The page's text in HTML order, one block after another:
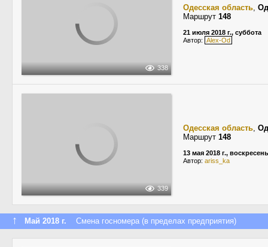
338
Одесская область,
Маршрут 148
21 июля 2018 г., суббота
Автор: Alex-Od
339
Одесская область,
Маршрут 148
13 мая 2018 г.,
Автор: ariss_ka
↑ Май 2018 г. Смена госномера (в пределах предприятия)